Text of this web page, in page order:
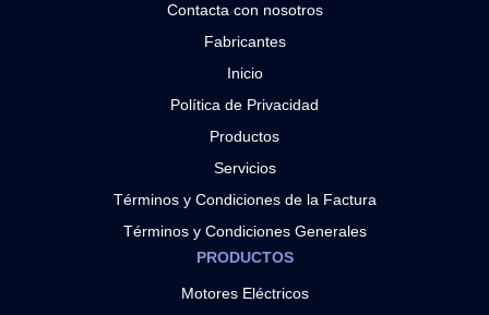
Contacta con nosotros
Fabricantes
Inicio
Política de Privacidad
Productos
Servicios
Términos y Condiciones de la Factura
Términos y Condiciones Generales
PRODUCTOS
Motores Eléctricos